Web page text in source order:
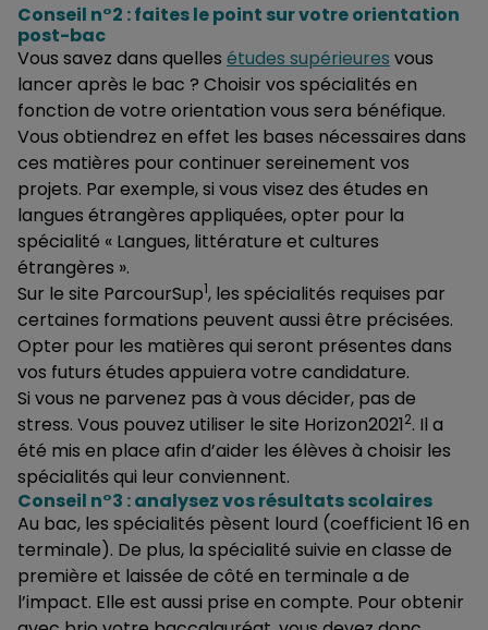
Conseil n°2 : faites le point sur votre orientation
post-bac
Vous savez dans quelles études supérieures vous
lancer après le bac ? Choisir vos spécialités en
fonction de votre orientation vous sera bénéfique.
Vous obtiendrez en effet les bases nécessaires dans
ces matières pour continuer sereinement vos
projets. Par exemple, si vous visez des études en
langues étrangères appliquées, opter pour la
spécialité « Langues, littérature et cultures
étrangères ».
Sur le site ParcourSup1, les spécialités requises par
certaines formations peuvent aussi être précisées.
Opter pour les matières qui seront présentes dans
vos futurs études appuiera votre candidature.
Si vous ne parvenez pas à vous décider, pas de
stress. Vous pouvez utiliser le site Horizon20212. Il a
été mis en place afin d’aider les élèves à choisir les
spécialités qui leur conviennent.
Conseil n°3 : analysez vos résultats scolaires
Au bac, les spécialités pèsent lourd (coefficient 16 en
terminale). De plus, la spécialité suivie en classe de
première et laissée de côté en terminale a de
l’impact. Elle est aussi prise en compte. Pour obtenir